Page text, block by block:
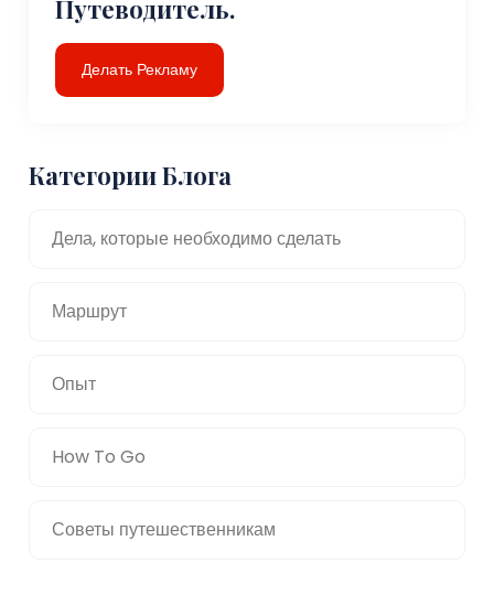
Путеводитель.
Делать Рекламу
Категории Блога
Дела, которые необходимо сделать
Маршрут
Опыт
How To Go
Советы путешественникам